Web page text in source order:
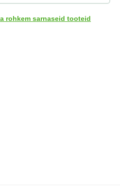
rohkem sarnaseid tooteid